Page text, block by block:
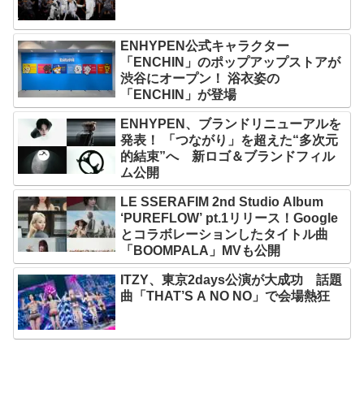
ENHYPEN公式キャラクター
「ENCHIN」のポップアップストアが
渋谷にオープン！ 浴衣姿の
「ENCHIN」が登場
ENHYPEN、ブランドリニューアルを
発表！ 「つながり」を超えた“多次元
的結束”へ 新ロゴ＆ブランドフィル
ム公開
LE SSERAFIM 2nd Studio Album
‘PUREFLOW’ pt.1リリース！Google
とコラボレーションしたタイトル曲
「BOOMPALA」MVも公開
ITZY、東京2days公演が大成功 話題
曲「THAT’S A NO NO」で会場熱狂